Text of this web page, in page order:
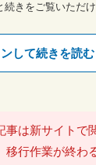
きをご覧いただけ
して続きを読む
事は新サイトで
移行作業が終わ